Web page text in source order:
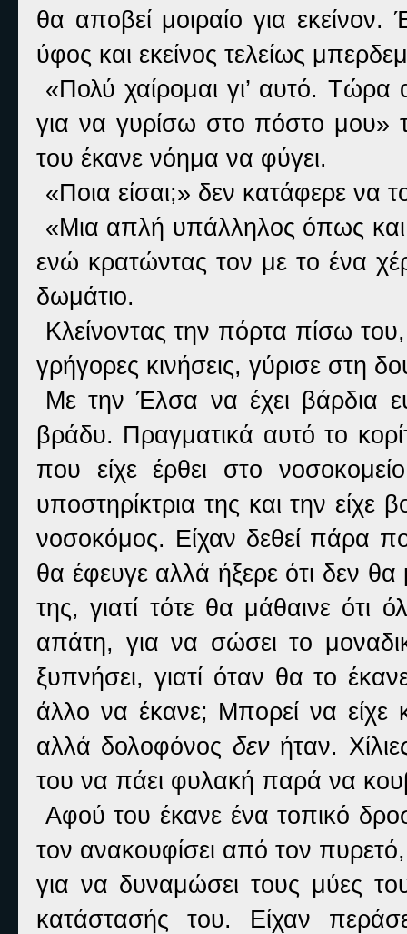
θα αποβεί μοιραίο για
ύφος και εκείνος τελείως
«Πολύ χαίρομαι γι’ αυτό.
για να γυρίσω στο πόστο μου»
του έκανε νόημα να φύγει.
«Ποια είσαι;» δεν κατάφερε να
«Μια απλή υπάλληλος όπως
ενώ κρατώντας τον με το ένα
δωμάτιο.
Κλείνοντας την πόρτα πίσω
γρήγορες κινήσεις, γύρισε στη
Με την Έλσα να έχει βάρδια
βράδυ. Πραγματικά αυτό το
που είχε έρθει στο
υποστηρίκτρια της και την
νοσοκόμος. Είχαν δεθεί πάρα
θα έφευγε αλλά ήξερε ότι δεν
της, γιατί τότε θα μάθαινε ότι
απάτη, για να σώσει το
ξυπνήσει, γιατί όταν θα το
άλλο να έκανε; Μπορεί να είχε
αλλά δολοφόνος δενήταν.
του να πάει φυλακή παρά να
Αφού του έκανε ένα τοπικό
τον ανακουφίσει από τον
για να δυναμώσει τους μύες
κατάστασής του. Είχαν